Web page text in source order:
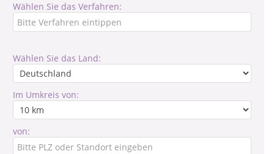
Wählen Sie das Verfahren:
Wählen Sie das Land:
Im Umkreis von:
von: